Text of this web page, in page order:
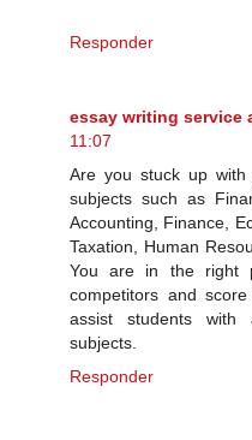
Responder
essay writing service
11:07
Are you stuck up with
subjects such as
Accounting, Finance,
Taxation, Human
You are in the right
competitors and
assist students with
subjects.
Responder